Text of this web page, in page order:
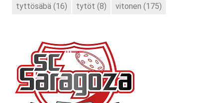
tyttösäbä (16) tytöt (8) vitonen (175)